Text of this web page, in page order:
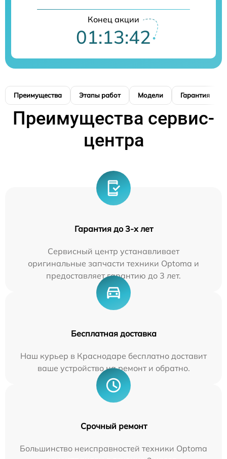
Конец акции
01:13:42
Преимущества Этапы работ Модели Гарантия
Преимущества сервис-
центра
Гарантия до 3-х лет
Сервисный центр устанавливает
оригинальные запчасти техники Optoma и
предоставляет гарантию до 3 лет.
Бесплатная доставка
Наш курьер в Краснодаре бесплатно доставит
ваше устройство на ремонт и обратно.
Срочный ремонт
Большинство неисправностей техники Optoma